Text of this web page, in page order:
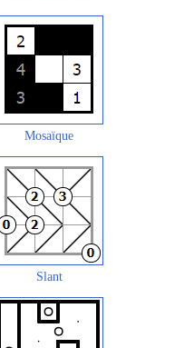
Mosaïque
Slant